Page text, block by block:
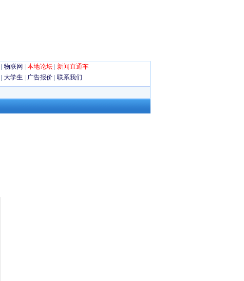
| 物联网 | 本地论坛 | 新闻直通车
| 大学生 | 广告报价 | 联系我们